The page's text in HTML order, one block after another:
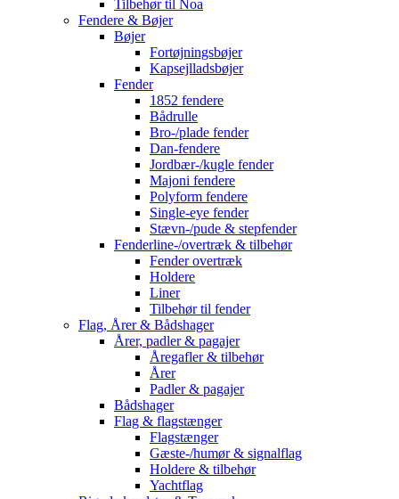
Tilbehør til Noa
Fendere & Bøjer
Bøjer
Fortøjningsbøjer
Kapsejlladsbøjer
Fender
1852 fendere
Bådrulle
Bro-/plade fender
Dan-fendere
Jordbær-/kugle fender
Majoni fendere
Polyform fendere
Single-eye fender
Stævn-/pude & stepfender
Fenderline-/overtræk & tilbehør
Fender overtræk
Holdere
Liner
Tilbehør til fender
Flag, Årer & Bådshager
Årer, padler & pagajer
Åregafler & tilbehør
Årer
Padler & pagajer
Bådshager
Flag & flagstænger
Flagstænger
Gæste-/humør & signalflag
Holdere & tilbehør
Yachtflag